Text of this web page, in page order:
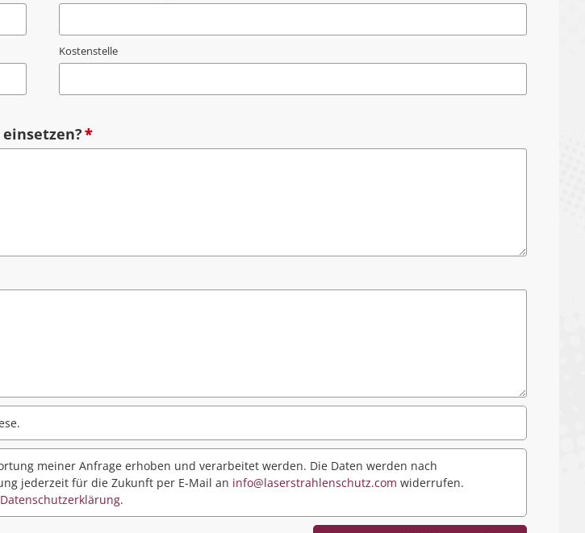
Kostenstelle
*
meiner Anfrage erhoben und verarbeitet werden. Die Daten werden nach
jederzeit für die Zukunft per E-Mail an info@laserstrahlenschutz.com widerrufen.
Datenschutzerklärung.